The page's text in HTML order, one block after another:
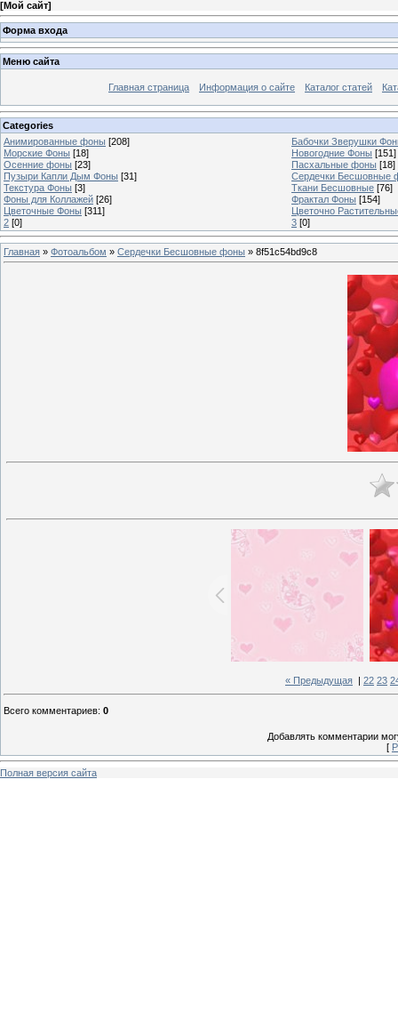
[Мой сайт]
Форма входа
Меню сайта
Главная страница Информация о сайте Каталог статей
Categories
Анимированные фоны [208]
Бабочки Зверушки
Морские Фоны [18] Новогодние Фоны [151]
Осенние фоны [23] Пасхальные фоны [18]
Пузыри Капли Дым Фоны [31]
Сердечки Бесшовные
Текстура Фоны [3] Ткани Бесшовные [76]
Фоны для Коллажей [26] Фрактал Фоны [154]
Цветочные Фоны [311]
Цветочно
2 [0] 3 [0]
Главная » Фотоальбом » Сердечки Бесшовные фоны » 8f51c54bd9c8
« Предыдущая 22 23
Всего комментариев: 0
Добавлять комментарии
[
Полная версия сайта